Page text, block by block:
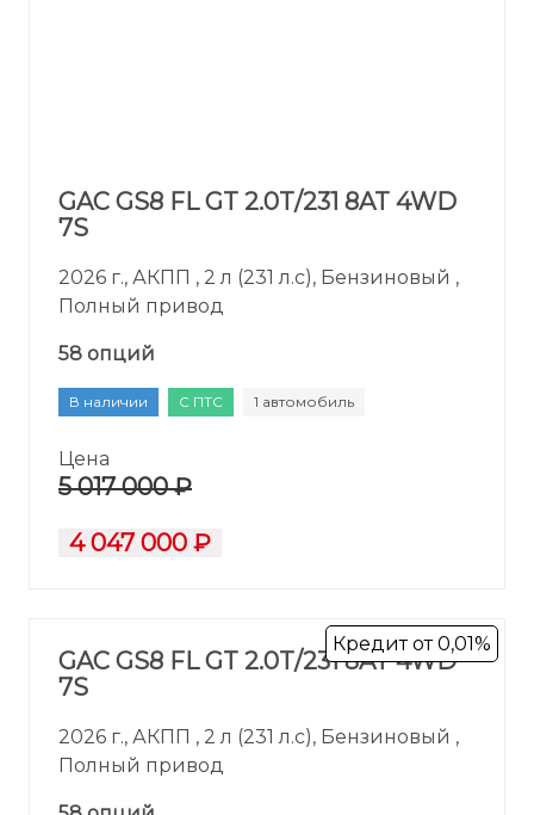
GAC GS8 FL GT 2.0T/231 8AT 4WD
7S
2026 г., АКПП , 2 л (231 л.с), Бензиновый ,
Полный привод
58 опций
В наличии С ПТС 1 автомобиль
Цена
5 017 000 ₽
4 047 000 ₽
Кредит от 0,01%
GAC GS8 FL GT 2.0T/231 8AT 4WD
7S
2026 г., АКПП , 2 л (231 л.с), Бензиновый ,
Полный привод